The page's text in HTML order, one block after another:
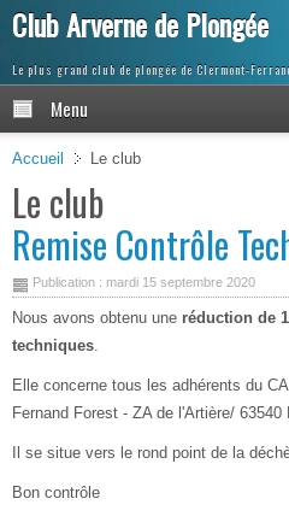
Club Arverne de Plongée
Le plus grand club de plongée de Clermont-
Menu
Accueil Le club
Le club
Remise Contrôle
Publication : mardi 15 septembre 2020
Nous avons obtenu une réduction de
techniques.
Elle concerne tous les adhérents du
Fernand Forest - ZA de l'Artière/
Il se situe vers le rond point de la
Bon contrôle